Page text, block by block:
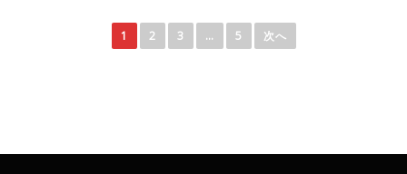
シ
1 2 3 … 5 次へ